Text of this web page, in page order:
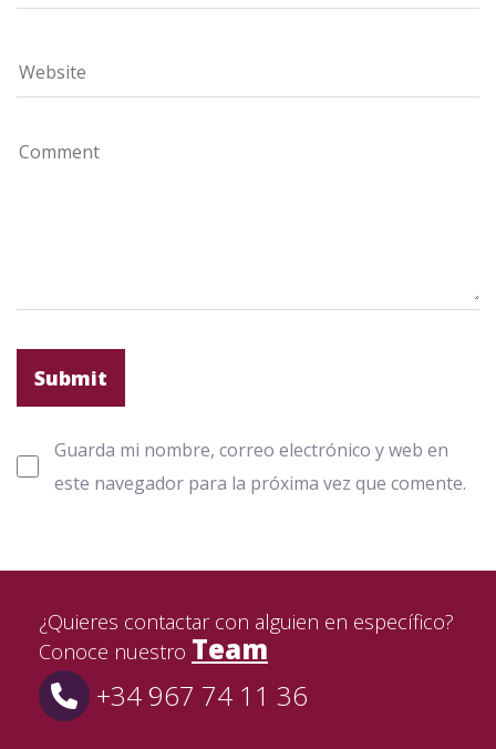
Guarda mi nombre, correo electrónico y web en
este navegador para la próxima vez que comente.
¿Quieres contactar con alguien en específico?
Conoce nuestro Team
+34 967 74 11 36